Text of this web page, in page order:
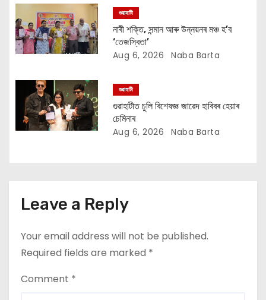
o
n
গুৱাহাটী
নাৰী শক্তি, সন্মান আৰু উন্নয়নৰ মঞ্চ হ’ব
‘তেজস্বিতা’
Aug 6, 2026 Naba Barta
গুৱাহাটী
গুৱাহাটীত চুলি বিশেষজ্ঞ জাৱেদ হাবিবৰ হেয়াৰ
চেমিনাৰ
Aug 6, 2026 Naba Barta
Leave a Reply
Your email address will not be published.
Required fields are marked *
Comment *